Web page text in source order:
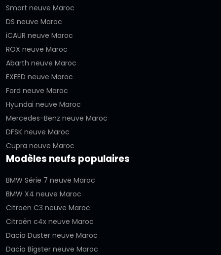
Smart neuve Maroc
DS neuve Maroc
iCAUR neuve Maroc
ROX neuve Maroc
Abarth neuve Maroc
EXEED neuve Maroc
Ford neuve Maroc
Hyundai neuve Maroc
Mercedes-Benz neuve Maroc
DFSK neuve Maroc
Cupra neuve Maroc
Modèles neufs populaires
BMW Série 7 neuve Maroc
BMW X4 neuve Maroc
Citroën C3 neuve Maroc
Citroën c4x neuve Maroc
Dacia Duster neuve Maroc
Dacia Bigster neuve Maroc